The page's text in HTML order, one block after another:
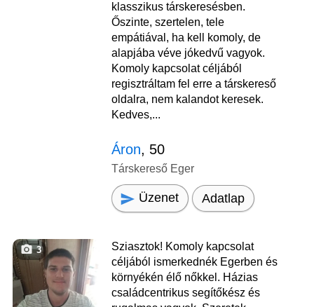
klasszikus társkeresésben.
Őszinte, szertelen, tele
empátiával, ha kell komoly, de
alapjába véve jókedvű vagyok.
Komoly kapcsolat céljából
regisztráltam fel erre a társkereső
oldalra, nem kalandot keresek.
Kedves,...
Áron, 50
Társkereső Eger
Üzenet Adatlap
3
Sziasztok! Komoly kapcsolat
céljából ismerkednék Egerben és
környékén élő nőkkel. Házias
családcentrikus segítőkész és